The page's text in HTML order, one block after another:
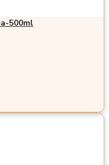
500ml